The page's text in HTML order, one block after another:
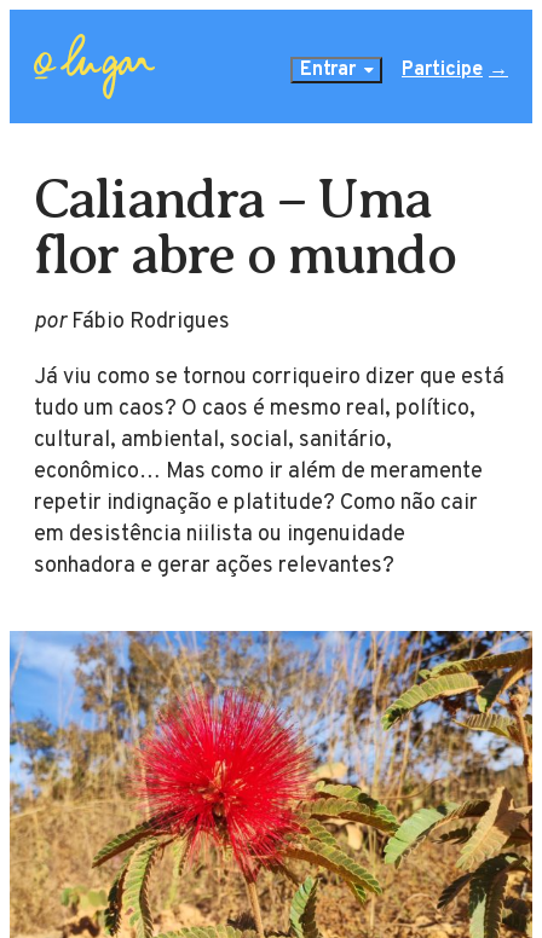
Entrar Participe
Caliandra – Uma
flor abre o mundo
porFábio Rodrigues
Já viu como se tornou corriqueiro dizer que está
tudo um caos? O caos é mesmo real, político,
cultural, ambiental, social, sanitário,
econômico… Mas como ir além de meramente
repetir indignação e platitude? Como não cair
em desistência niilista ou ingenuidade
sonhadora e gerar ações relevantes?